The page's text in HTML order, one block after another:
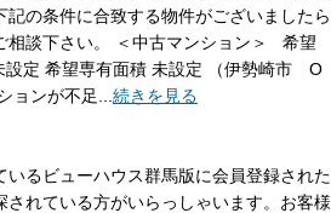
の条件に合致する物件がございましたら
相談下さい。 ＜中古マンション＞ 希望
設定 希望専有面積 未設定 （伊勢崎市 O
ョンが不足... 続きを見る
いるビューハウス群馬版に会員登録された
れている方がいらっしゃいます。お客様